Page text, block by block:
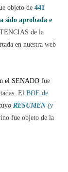
objeto de 441
sido aprobada e
de la
en nuestra web
el SENADO fue
El BOE de
RESUMEN (y
fue objeto de la